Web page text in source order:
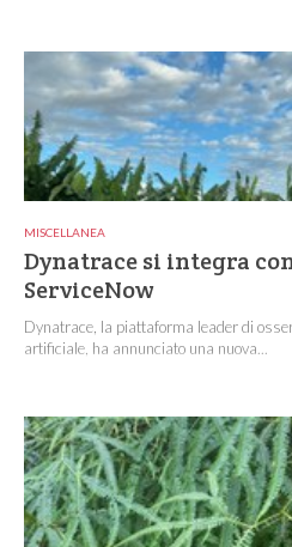
MISCELLANEA
Dynatrace si integra
ServiceNow
Dynatrace, la piattaforma leader di
artificiale, ha annunciato una nuova...